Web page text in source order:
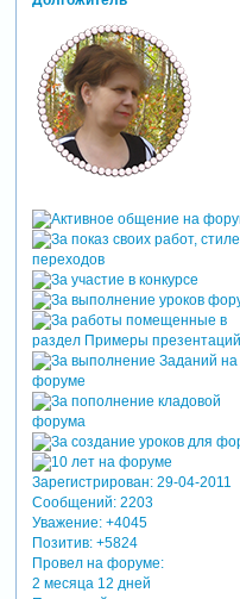
Зарегистрирован: 29-04-2011
Сообщений:2203
Уважение: +4045
Позитив: +5824
Провел на форуме:
2 месяца 12 дней